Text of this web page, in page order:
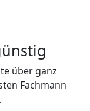
über ganz
Fachmann